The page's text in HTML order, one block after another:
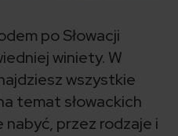
po Słowacji
winiety. W
wszystkie
temat słowackich
przez rodzaje i